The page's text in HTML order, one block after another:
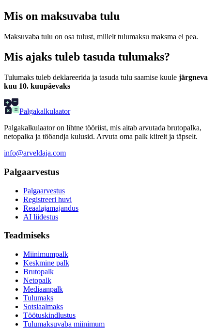
Mis on maksuvaba tulu
Maksuvaba tulu on osa tulust, millelt tulumaksu maksma ei pea.
Mis ajaks tuleb tasuda tulumaks?
Tulumaks tuleb deklareerida ja tasuda tulu saamise kuule järgneva
kuu 10. kuupäevaks
Palgakalkulaator
Palgakalkulaator on lihtne tööriist, mis aitab arvutada brutopalka,
netopalka ja tööandja kulusid. Arvuta oma palk kiirelt ja täpselt.
info@arveldaja.com
Palgaarvestus
Palgaarvestus
Registreeri huvi
Reaalajamajandus
AI liidestus
Teadmiseks
Miinimumpalk
Keskmine palk
Brutopalk
Netopalk
Mediaanpalk
Tulumaks
Sotsiaalmaks
Töötuskindlustus
Tulumaksuvaba miinimum